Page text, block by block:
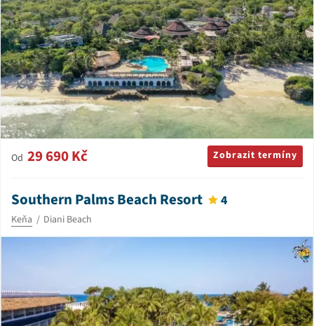
Od 29 690 Kč Zobrazit termíny
Southern Palms Beach Resort 4
Keňa Diani Beach